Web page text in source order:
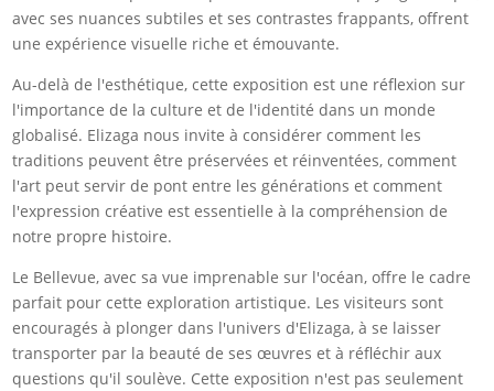
avec ses nuances subtiles et ses contrastes frappants, offrent
une expérience visuelle riche et émouvante.
Au-delà de l'esthétique, cette exposition est une réflexion sur
l'importance de la culture et de l'identité dans un monde
globalisé. Elizaga nous invite à considérer comment les
traditions peuvent être préservées et réinventées, comment
l'art peut servir de pont entre les générations et comment
l'expression créative est essentielle à la compréhension de
notre propre histoire.
Le Bellevue, avec sa vue imprenable sur l'océan, offre le cadre
parfait pour cette exploration artistique. Les visiteurs sont
encouragés à plonger dans l'univers d'Elizaga, à se laisser
transporter par la beauté de ses œuvres et à réfléchir aux
questions qu'il soulève. Cette exposition n'est pas seulement